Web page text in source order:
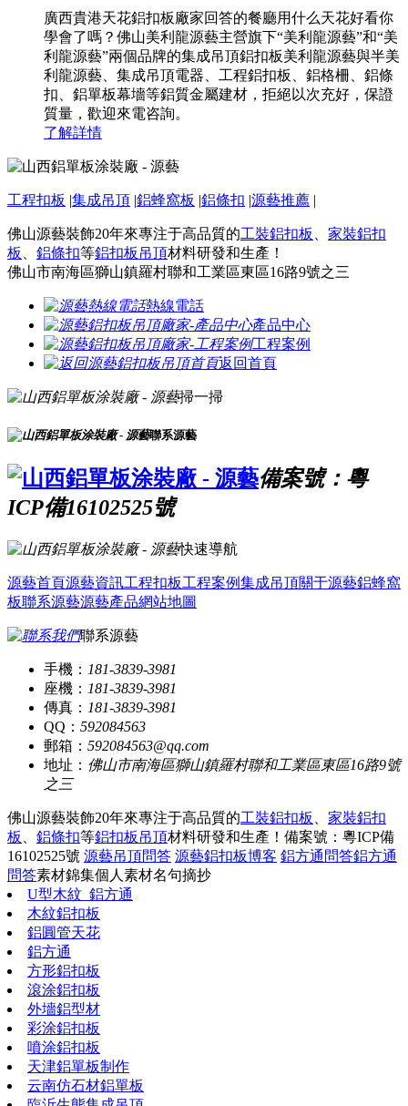
廣西貴港天花鋁扣板廠家回答的餐廳用什么天花好看你
學會了嗎？佛山美利龍源藝主營旗下“美利龍源藝”和“美
利龍源藝”兩個品牌的集成吊頂鋁扣板美利龍源藝與半美
利龍源藝、集成吊頂電器、工程鋁扣板、鋁格柵、鋁條
扣、鋁單板幕墻等鋁質金屬建材，拒絕以次充好，保證
質量，歡迎來電咨詢。
了解詳情
工程扣板 |集成吊頂 |鋁蜂窩板 |鋁條扣 |源藝推薦 |
佛山源藝裝飾20年來專注于高品質的工裝鋁扣板
家裝鋁扣
板
鋁條扣等鋁扣板吊頂材料研發和生產！
佛山市南海區獅山鎮羅村聯和工業區東區16路9號之三
熱線電話
產品中心
工程案例
返回首頁
掃一掃
聯系源藝
備案號：粵
ICP備16102525號
快速導航
源藝首頁源藝資訊工程扣板工程案例集成吊頂關于源藝鋁蜂窩
板聯系源藝源藝產品網站地圖
聯系源藝
手機： 181-3839-3981
座機： 181-3839-3981
傳真： 181-3839-3981
QQ： 592084563
郵箱： 592084563@qq.com
地址： 佛山市南海區獅山鎮羅村聯和工業區東區16路9號
之三
佛山源藝裝飾20年來專注于高品質的工裝鋁扣板
家裝鋁扣
板
鋁條扣等鋁扣板吊頂材料研發和生產！ 備案號：粵ICP備
16102525號 源藝吊頂問答 源藝鋁扣板博客 鋁方通問答鋁方通
問答素材錦集個人素材名句摘抄
U型木紋_鋁方通
木紋鋁扣板
鋁圓管天花
鋁方通
方形鋁扣板
滾涂鋁扣板
外墻鋁型材
彩涂鋁扣板
噴涂鋁扣板
天津鋁單板制作
云南仿石材鋁單板